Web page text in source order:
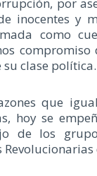
por
inocentes y
como
clase política.
que
hoy se
de los